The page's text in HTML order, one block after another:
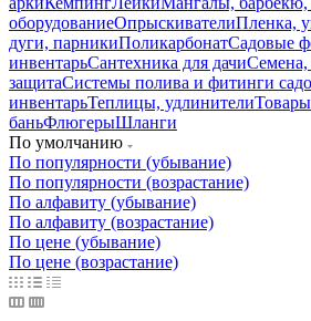
оборудованиеОпрыскивателиПленка,
дуги, парникиПоликарбонатСадовые
инвентарьСантехника для дачиСемена,
защитаСистемы полива и фитинги
инвентарьТеплицы, удлинители
баньФлюгерыШланги
По умолчанию
По популярности (убывание)
По популярности (возрастание)
По алфавиту (убывание)
По алфавиту (возрастание)
По цене (убывание)
По цене (возрастание)